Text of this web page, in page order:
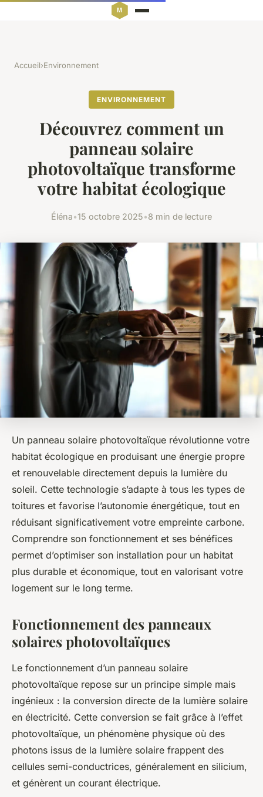
Accueil›Environnement
ENVIRONNEMENT
Découvrez comment un
panneau solaire
photovoltaïque transforme
votre habitat écologique
Éléna•15 octobre 2025•8 min de lecture
Un panneau solaire photovoltaïque révolutionne votre
habitat écologique en produisant une énergie propre
et renouvelable directement depuis la lumière du
soleil. Cette technologie s’adapte à tous les types de
toitures et favorise l’autonomie énergétique, tout en
réduisant significativement votre empreinte carbone.
Comprendre son fonctionnement et ses bénéfices
permet d’optimiser son installation pour un habitat
plus durable et économique, tout en valorisant votre
logement sur le long terme.
Fonctionnement des panneaux
solaires photovoltaïques
Le fonctionnement d’un panneau solaire
photovoltaïque repose sur un principe simple mais
ingénieux : la conversion directe de la lumière solaire
en électricité. Cette conversion se fait grâce à l’effet
photovoltaïque, un phénomène physique où des
photons issus de la lumière solaire frappent des
cellules semi-conductrices, généralement en silicium,
et génèrent un courant électrique.